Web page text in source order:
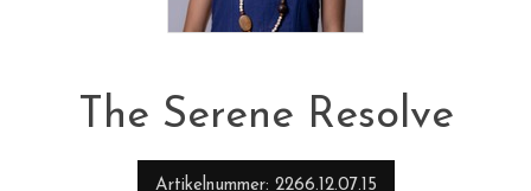
The Serene Resolve
Artikelnummer 2266.12.07.15